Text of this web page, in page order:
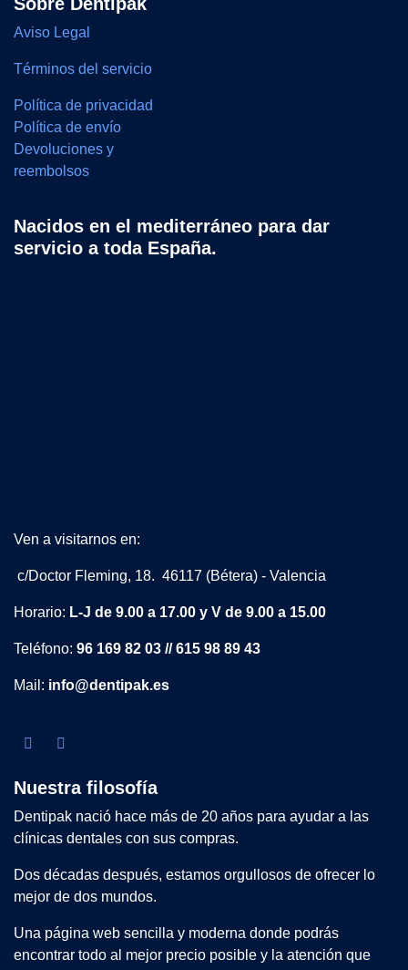
Aviso Legal
Términos del servicio
Política de privacidad
Política de envío
Devoluciones y
reembolsos
Nacidos en el mediterráneo para dar
servicio a toda España.
Ven a visitarnos en:
c/Doctor Fleming, 18. 46117 (Bétera) - Valencia
Horario: L-J de 9.00 a 17.00 y V de 9.00 a 15.00
Teléfono: 96 169 82 03 // 615 98 89 43
Mail: info@dentipak.es
Nuestra filosofía
Dentipak nació hace más de 20 años para ayudar a las
clínicas dentales con sus compras.
Dos décadas después, estamos orgullosos de ofrecer lo
mejor de dos mundos.
Una página web sencilla y moderna donde podrás
encontrar todo al mejor precio posible y la atención que